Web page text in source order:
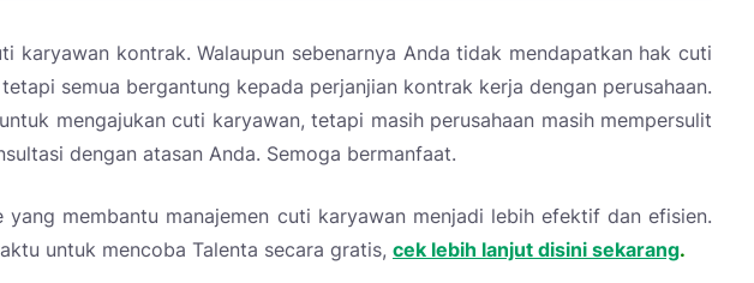
karyawan kontrak. Walaupun sebenarnya Anda tidak mendapatkan hak cuti
semua bergantung kepada perjanjian kontrak kerja dengan perusahaan.
mengajukan cuti karyawan, tetapi masih perusahaan masih mempersulit
dengan atasan Anda. Semoga bermanfaat.
yang membantu manajemen cuti karyawan menjadi lebih efektif dan efisien.
untuk mencoba Talenta secara gratis, cek lebih lanjut disini sekarang.